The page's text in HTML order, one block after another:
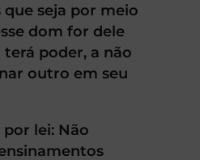
que seja por meio
dom for dele
poder, a não
outro em seu
por lei: Não